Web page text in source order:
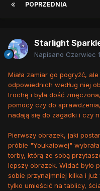
POPRZEDNIA
Starlight
Napisano Czerwiec
Miała zamiar go pogryźć,
odpowiednich według niej
trochę i była dość
pomocy czy do
nadają się do zagadki i czy
Pierwszy obrazek, jaki
próbie "Youkaiowej"
torby, którą ze sobą
lepszy obrazek. Widać było
sobie przynajmniej kilka i
tylko umieścić na tablicy,